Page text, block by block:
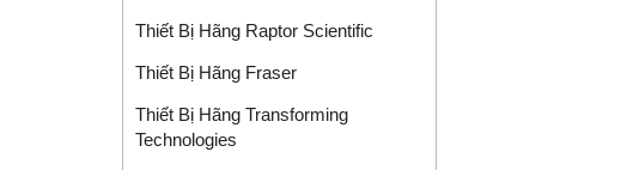
Thiết Bị Hãng Raptor Scientific
Thiết Bị Hãng Fraser
Thiết Bị Hãng Transforming
Technologies